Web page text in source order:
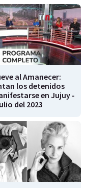
al Amanecer:
los detenidos
en Jujuy -
del 2023